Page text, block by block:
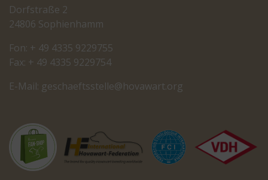
Dorfstraße 2
24806 Sophienhamm
Fon: + 49 4335 9229755
Fax: + 49 4335 9229754
E-Mail:
gro.t
rawav
oh@el
letss
tfeah
cseg